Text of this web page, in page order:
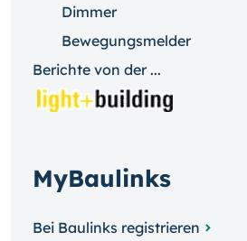
Dimmer
Bewegungsmelder
Berichte von der ...
MyBaulinks
Bei Baulinks registrieren